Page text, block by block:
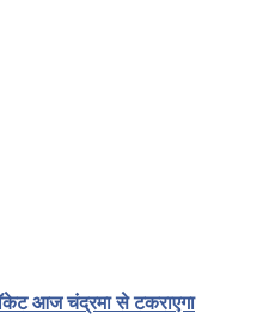
आज चंद्रमा से टकराएगा